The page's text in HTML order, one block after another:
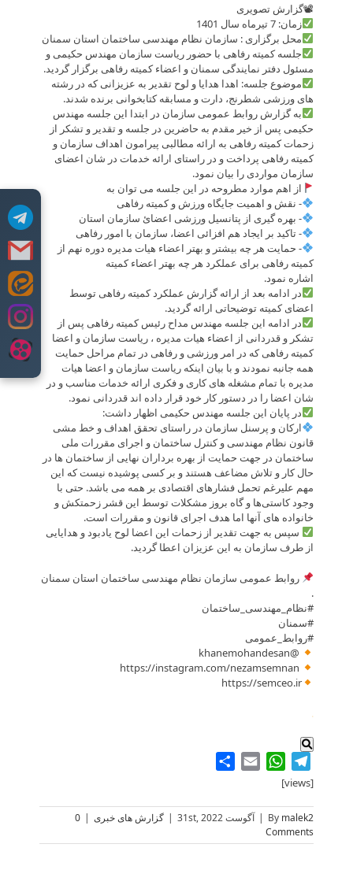
Skip
to
content
📽گزارش تصویری
زمان: 7 تیرماه سال 1401
محل برگزاری : سازمان نظام مهندسی ساختمان استان سمنان
جلسه کمیته رفاهی با حضور ریاست سازمان مهندس حکیمی و
مسئول دفتر نمایندگی سمنان و اعضاء کمیته رفاهی برگزار گردید.
موضوع جلسه: اهدا هدایا و لوح تقدیر به عزیزانی که در رشته
های ورزشی شطرنج، دارت و مسابقه کتابخوانی برنده شدند.
به گزارش روابط عمومی سازمان در ابتدا این جلسه مهندس
حکیمی پس از خیر مقدم به حاضرین در جلسه و تقدیر و تشکر از
زحمات کمیته رفاهی به ارائه مطالبی پیرامون اهداف سازمان و
کمیته رفاهی پرداخت و در راستای ارائه خدمات در شان اعضای
سازمان مواردی را بیان نمود.
از اهم موارد مطروحه در این جلسه می توان به
- نقش و اهمیت جایگاه ورزش و کمیته رفاهی
- بهره گیری از پتانسیل ورزشی اعضائ سازمان استان
- تاکید بر ایجاد هم افزائی اعضا، سازمان با امور رفاهی
- حمایت هر چه بیشتر و بهتر اعضاء هیات مدیره دوره نهم از
کمیته رفاهی برای عملکرد هر چه بهتر اعضاء کمیته
اشاره نمود.
در ادامه بعد از ارائه گزارش عملکرد کمیته رفاهی توسط
اعضای کمیته توضیحاتی ارائه گردید.
در ادامه این جلسه مهندس مداح رئیس کمیته رفاهی پس از
تشکر و قدردانی از اعضاء هیات مدیره ، ریاست سازمان و اعضا
کمیته رفاهی که در امر ورزشی و رفاهی در تمام مراحل حمایت
همه جانبه نمودند و با بیان اینکه ریاست سازمان و اعضا هیات
مدیره با تمام مشغله های کاری و فکری ارائه خدمات مناسب و در
شان اعضا را در دستور کار خود قرار داده اند قدردانی نمود.
در پایان این جلسه مهندس حکیمی اظهار داشت:
ارکان و پرسنل سازمان در راستای تحقق اهداف و خط مشی
قانون نظام مهندسی و کنترل ساختمان و اجرای مقررات ملی
ساختمان در جهت حمایت از بهره برداران نهایی از ساختمان ها در
حال کار و تلاش مضاعف هستند و بر کسی پوشیده نیست که این
مهم علیرغم تحمل فشارهای اقتصادی بر همه می باشد. حتی با
وجود کاستی‌ها و گاه بروز مشکلات توسط این قشر زحمتکش و
خانواده های آنها اما هدف اجرای قانون و مقررات است.
سپس به جهت تقدیر از زحمات این اعضا لوح یادبود و هدایایی
از طرف سازمان به این عزیزان اعطا گردید.
روابط عمومی سازمان نظام مهندسی ساختمان استان سمنان
.
#نظام_مهندسی_ساختمان
#سمنان
#روابط_عمومی
@khanemohandesan
https://semceo.ir
.
Telegram
WhatsApp
Email
[views]
By malek2
| آگوست 31st, 2022 | گزارش های خبری |
0
Comments